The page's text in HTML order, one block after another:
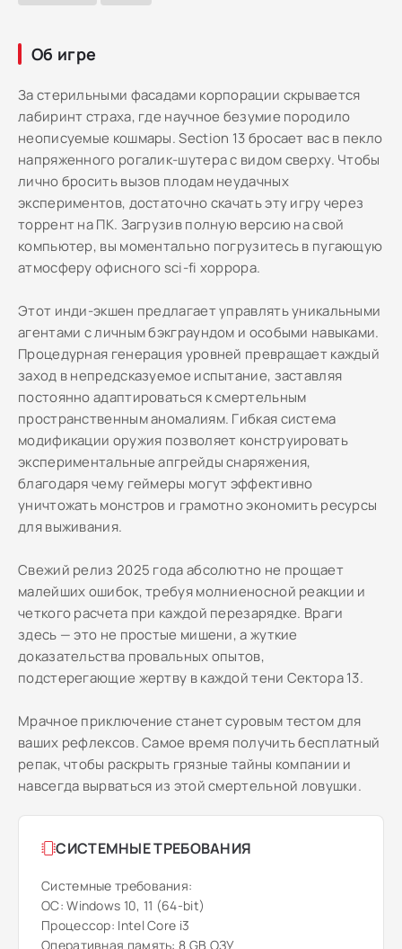
Об игре
За стерильными фасадами корпорации скрывается
лабиринт страха, где научное безумие породило
неописуемые кошмары. Section 13 бросает вас в пекло
напряженного рогалик-шутера с видом сверху. Чтобы
лично бросить вызов плодам неудачных
экспериментов, достаточно скачать эту игру через
торрент на ПК. Загрузив полную версию на свой
компьютер, вы моментально погрузитесь в пугающую
атмосферу офисного sci-fi хоррора.
Этот инди-экшен предлагает управлять уникальными
агентами с личным бэкграундом и особыми навыками.
Процедурная генерация уровней превращает каждый
заход в непредсказуемое испытание, заставляя
постоянно адаптироваться к смертельным
пространственным аномалиям. Гибкая система
модификации оружия позволяет конструировать
экспериментальные апгрейды снаряжения,
благодаря чему геймеры могут эффективно
уничтожать монстров и грамотно экономить ресурсы
для выживания.
Свежий релиз 2025 года абсолютно не прощает
малейших ошибок, требуя молниеносной реакции и
четкого расчета при каждой перезарядке. Враги
здесь — это не простые мишени, а жуткие
доказательства провальных опытов,
подстерегающие жертву в каждой тени Сектора 13.
Мрачное приключение станет суровым тестом для
ваших рефлексов. Самое время получить бесплатный
репак, чтобы раскрыть грязные тайны компании и
навсегда вырваться из этой смертельной ловушки.
СИСТЕМНЫЕ ТРЕБОВАНИЯ
Системные требования:
ОС: Windows 10, 11 (64-bit)
Процессор: Intel Core i3
Оперативная память: 8 GB ОЗУ